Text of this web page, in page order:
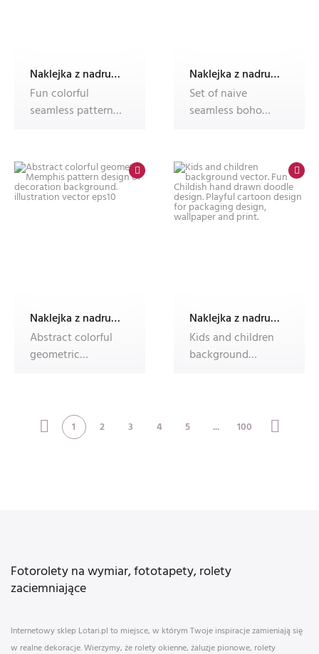
Naklejka z nadrukiem Dec'n'Roll,okleina meblowa,fotonaklejka
Fun colorful
seamless pattern
Naklejka z nadrukiem Dec'n'Roll,okleina meblowa,fotonaklejka
Set of naive
seamless boho
dood
Naklejka z nadrukiem Dec'n'Roll,okleina meblowa,fotonaklejka
Abstract colorful
geometric
Naklejka z nadrukiem Dec'n'Roll,okleina meblowa,fotonaklejka
Kids and children
background
1 2 3 4 5 ... 100
Fotorolety na wymiar, fototapety, rolety
zaciemniające
Internetowy sklep Lotari.pl to miejsce, w którym Twoje inspiracje zamieniają się
w realne dekoracje. Wierzymy, że rolety okienne, żaluzje pionowe, rolety